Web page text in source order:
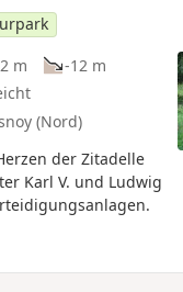
m
-12 m
(Nord)
der Zitadelle
Karl V. und Ludwig